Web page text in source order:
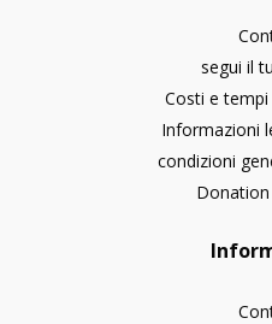
segui il
Costi e
Informazioni
condizioni